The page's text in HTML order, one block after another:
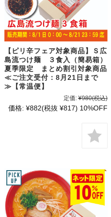
【ピリ辛フェア対象商品】Ｓ広
島流つけ麺 ３食入（簡易箱）
夏季限定 まとめ割引対象商品
≪ご注文受付：8月21日まで
≫【常温便】
定価: ¥980(税込)
価格: ¥882(税抜 ¥817) 10%OFF